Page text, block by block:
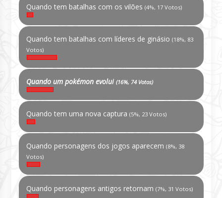
Quando tem batalhas com os vilões (4%, 17 Votos)
Quando tem batalhas com líderes de ginásio (18%, 83
Votos)
Quando um pokémon evolui (16%, 74 Votos)
Quando tem uma nova captura (5%, 23 Votos)
Quando personagens dos jogos aparecem (8%, 38
Votos)
Quando personagens antigos retornam (7%, 31 Votos)